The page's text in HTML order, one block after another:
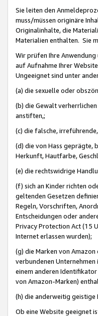
Sie leiten den
muss/müssen originäre
Originalinhalte, die
Materialien enthalten. Sie
Wir prüfen Ihre
auf Aufnahme Ihrer
Ungeeignet sind unter
(a) die sexuelle oder
(b) die Gewalt
anstiften,;
(c) die falsche,
(d) die von Hass geprägte,
Herkunft, Hautfarbe,
(e) die rechtswidrige
(f) sich an Kinder richten
geltenden Gesetzen
Regeln, Vorschriften,
Entscheidungen oder
Privacy Protection Act (15
Internet erlassen wurden);
(g) die Marken von
verbundenen
einem anderen
von Amazon-Marken)
(h) die anderweitig geistige
Ob eine Website geeignet